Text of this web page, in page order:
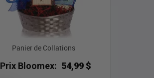
Panier de Collations
Prix Bloomex: 54,99 $